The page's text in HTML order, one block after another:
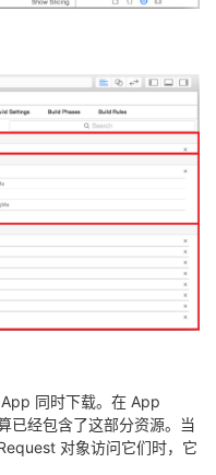
同时下载。在 App
已经包含了这部分资源。当
对象访问它们时，它